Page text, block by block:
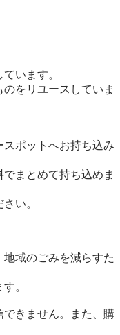
います。
をリユースしていま
ポットへお持ち込み
まとめて持ち込めま
域のごみを減らすた
。
できません。また、購